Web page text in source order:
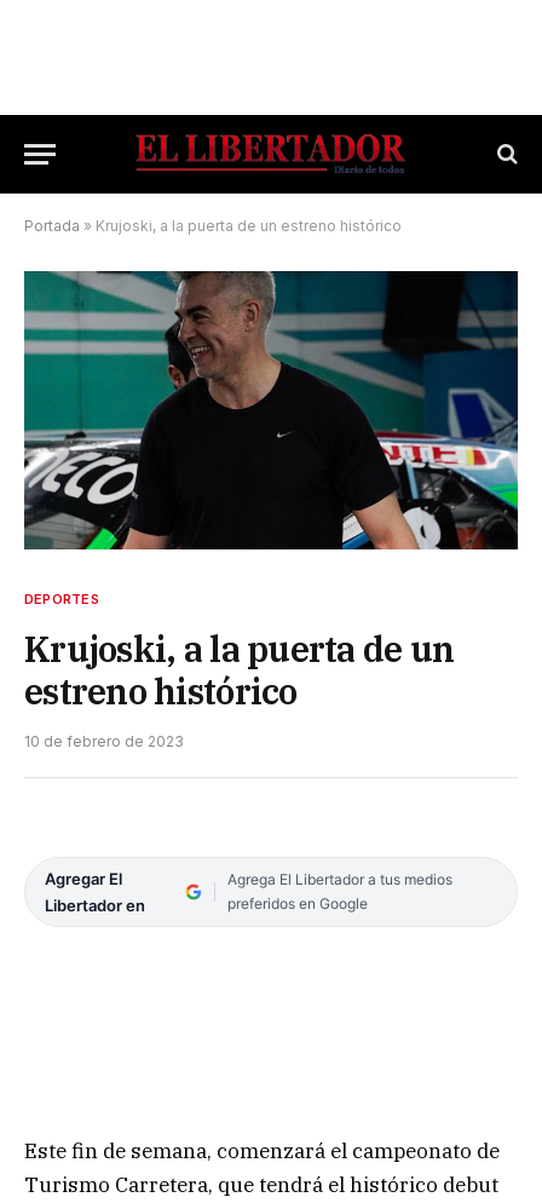
Portada » Krujoski, a la puerta de un estreno histórico
DEPORTES
Krujoski, a la puerta de un
estreno histórico
10 de febrero de 2023
Agregar El
Libertador en
Agrega El Libertador a tus medios
preferidos en Google
Este fin de semana, comenzará el campeonato de
Turismo Carretera, que tendrá el histórico debut